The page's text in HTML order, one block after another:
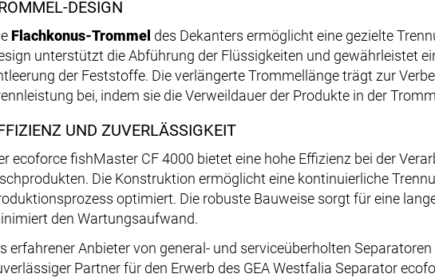
DESIGN
Flachkonus-Trommel des Dekanters ermöglicht eine gezielte
unterstützt die Abführung der Flüssigkeiten und gewährleistet
der Feststoffe. Die verlängerte Trommellänge trägt zur
bei, indem sie die Verweildauer der Produkte in der
UND ZUVERLÄSSIGKEIT
ecoforce fishMaster CF 4000 bietet eine hohe Effizienz bei der
Die Konstruktion ermöglicht eine kontinuierliche
optimiert. Die robuste Bauweise sorgt für eine
den Wartungsaufwand.
erfahrener Anbieter von general- und serviceüberholten
Partner für den Erwerb des GEA Westfalia Separator